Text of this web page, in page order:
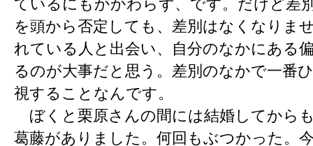
ているにもかかわらず、です。だけど差
を頭から否定しても、差別はなくなりま
れている人と出会い、自分のなかにある
るのが大事だと思う。差別のなかで一番
視することなんです。
ぼくと栗原さんの間には結婚してから
葛藤がありました。何回もぶつかった。